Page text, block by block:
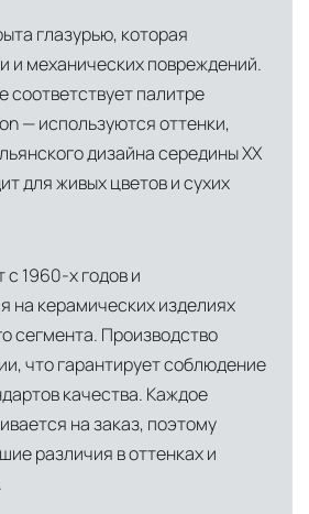
сегмента
Европы— расширенная
складов
по Москве и Московской
и МО предусмотрены
— транспортировка
склада непосредственно к
с соблюдением сроков
выгрузка
—
грузчики
разгрузку с применением
оборудования и техники
глазурью, которая
и механических повреждений.
соответствует палитре
— используются оттенки,
дизайна середины XX
для живых цветов и сухих
1960-х годов и
на керамических изделиях
сегмента. Производство
что гарантирует соблюдение
качества. Каждое
на заказ, поэтому
различия в оттенках и